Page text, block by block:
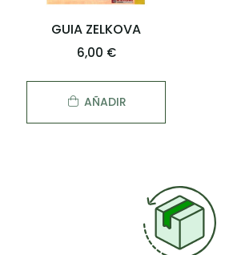
GUIA ZELKOVA
6,00 €
AÑADIR